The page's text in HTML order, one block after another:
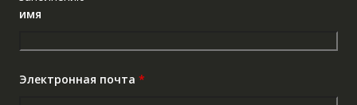
имя
Электронная почта *